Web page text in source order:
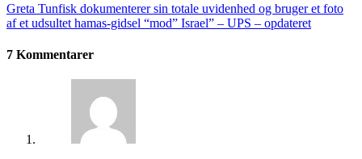
Greta Tunfisk dokumenterer sin totale uvidenhed og bruger et foto
af et udsultet hamas-gidsel “mod” Israel” – UPS – opdateret
7 Kommentarer